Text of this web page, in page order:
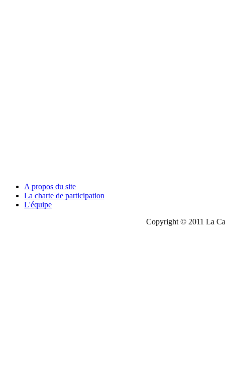
A propos du site
La charte de participation
L'équipe
Copyright © 2011 La